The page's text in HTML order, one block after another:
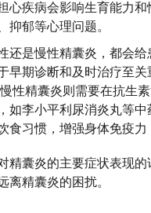
心疾病会影响生育能力
抑郁等心理问题。
还是慢性精囊炎，都会
早期诊断和及时治疗至
性精囊炎则需要在抗生
如李小平利尿消炎丸等
食习惯，增强身体免疫力
精囊炎的主要症状表现
离精囊炎的困扰。